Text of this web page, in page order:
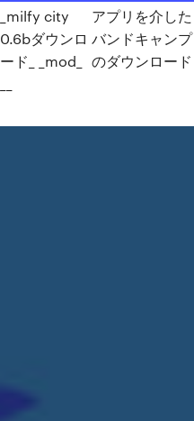
_milfy city
0.6bダウンロ
ード_ _mod_
アプリを介した
バンドキャンプ
のダウンロード